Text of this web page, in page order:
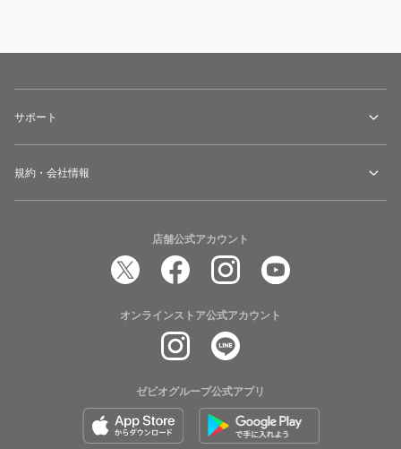
サポート
規約・会社情報
店舗公式アカウント
オンラインストア公式アカウント
ゼビオグループ公式アプリ